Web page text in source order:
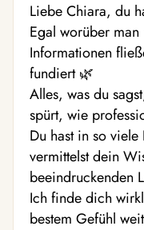
Liebe Chiara, du
Egal worüber
Informationen
fundiert 🌿
Alles, was du
spürt, wie
Du hast in so
vermittelst dein
beeindruckenden
Ich finde dich
bestem Gefühl